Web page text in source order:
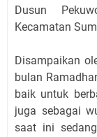
Dusun
Kecamatan
Disampaikan
bulan
baik untuk
juga sebagai
saat ini